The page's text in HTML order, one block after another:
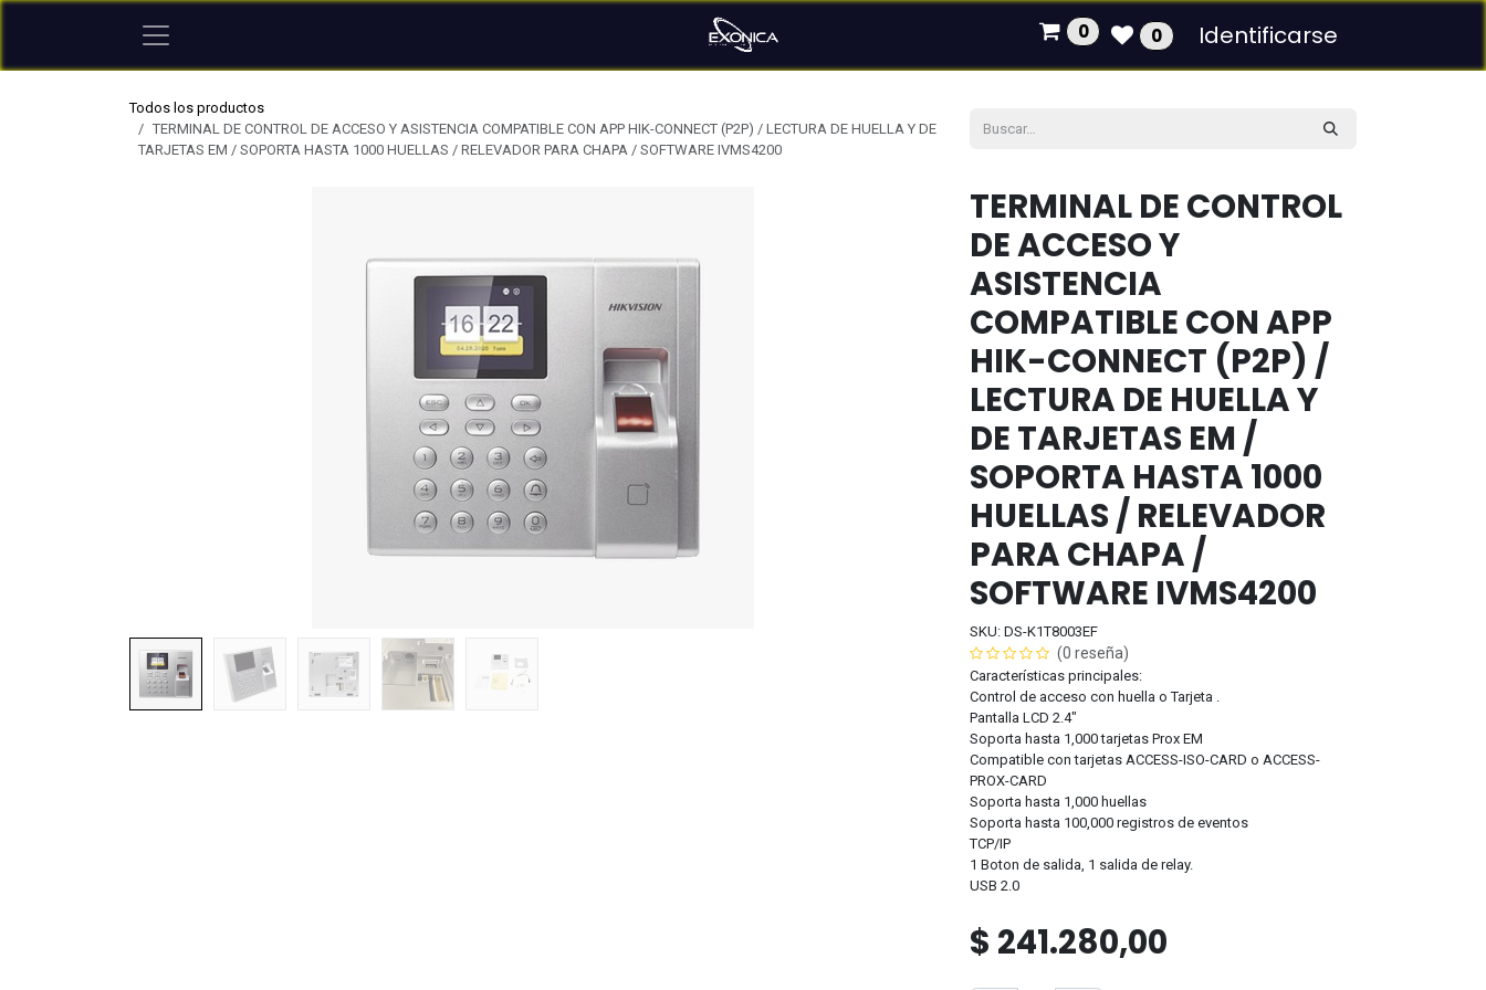
Ir al contenido
0 0 Identificarse
Todos los productos
TERMINAL DE CONTROL DE ACCESO Y ASISTENCIA COMPATIBLE CON APP HIK-CONNECT (P2P) / LECTURA DE HUELLA Y DE
TARJETAS EM / SOPORTA HASTA 1000 HUELLAS / RELEVADOR PARA CHAPA / SOFTWARE IVMS4200
TERMINAL DE CONTROL
DE ACCESO Y
ASISTENCIA
COMPATIBLE CON APP
HIK-CONNECT (P2P) /
LECTURA DE HUELLA Y
DE TARJETAS EM /
SOPORTA HASTA 1000
HUELLAS / RELEVADOR
PARA CHAPA /
SOFTWARE IVMS4200
SKU: DS-K1T8003EF
(0 reseña)
Características principales:
Control de acceso con huella o Tarjeta .
Pantalla LCD 2.4"
Soporta hasta 1,000 tarjetas Prox EM
Compatible con tarjetas ACCESS-ISO-CARD o ACCESS-
PROX-CARD
Soporta hasta 1,000 huellas
Soporta hasta 100,000 registros de eventos
TCP/IP
1 Boton de salida, 1 salida de relay.
USB 2.0
$ 241.280,00